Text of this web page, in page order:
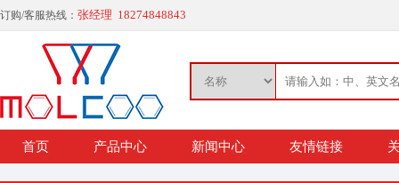
订购/客服热线： 张经理 18274848843
首页 产品中心 新闻中心 友情链接